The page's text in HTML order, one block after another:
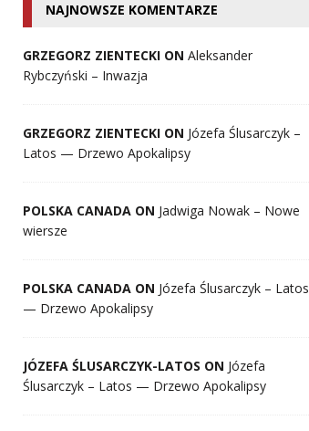
NAJNOWSZE KOMENTARZE
GRZEGORZ ZIENTECKI ON Aleksander
Rybczyński – Inwazja
GRZEGORZ ZIENTECKI ON Józefa Ślusarczyk –
Latos — Drzewo Apokalipsy
POLSKA CANADA ON Jadwiga Nowak – Nowe
wiersze
POLSKA CANADA ON Józefa Ślusarczyk – Latos
— Drzewo Apokalipsy
JÓZEFA ŚLUSARCZYK-LATOS ON Józefa
Ślusarczyk – Latos — Drzewo Apokalipsy